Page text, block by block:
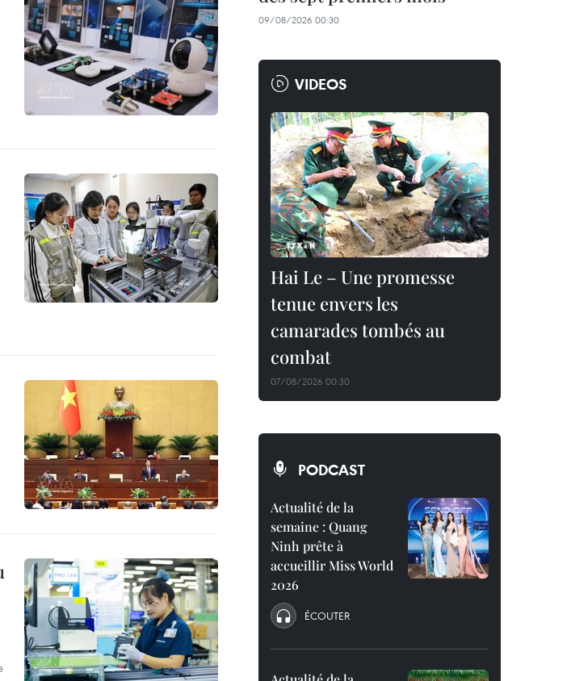
09/08/2026 00:30
VIDEOS
Hai Le – Une promesse
tenue envers les
camarades tombés au
combat
07/08/2026 00:30
PODCAST
Actualité de la
semaine : Quang
Ninh prête à
accueillir Miss World
2026
ÉCOUTER